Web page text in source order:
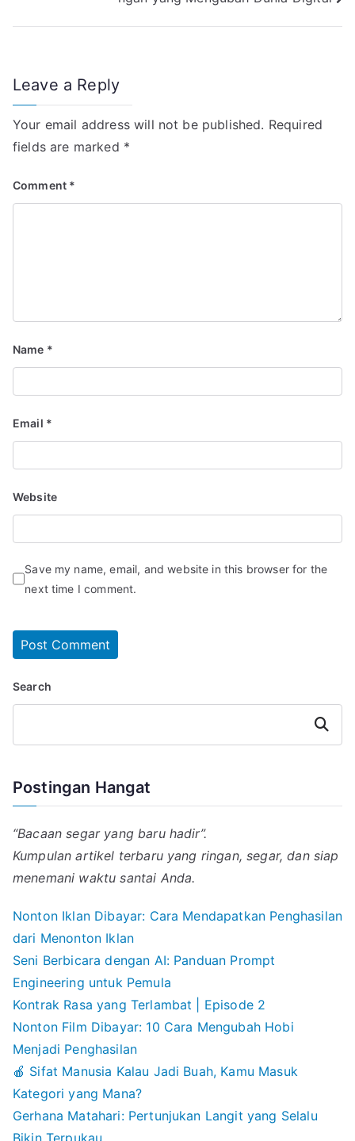
Leave a Reply
Your email address will not be published. Required
fields are marked *
Comment *
Name *
Email *
Website
Save my name, email, and website in this browser for the
next time I comment.
Search
Search
Postingan Hangat
“Bacaan segar yang baru hadir”.
Kumpulan artikel terbaru yang ringan, segar, dan siap
menemani waktu santai Anda.
Nonton Iklan Dibayar: Cara Mendapatkan Penghasilan
dari Menonton Iklan
Seni Berbicara dengan AI: Panduan Prompt
Engineering untuk Pemula
Kontrak Rasa yang Terlambat | Episode 2
Nonton Film Dibayar: 10 Cara Mengubah Hobi
Menjadi Penghasilan
🍎 Sifat Manusia Kalau Jadi Buah, Kamu Masuk
Kategori yang Mana?
Gerhana Matahari: Pertunjukan Langit yang Selalu
Bikin Terpukau